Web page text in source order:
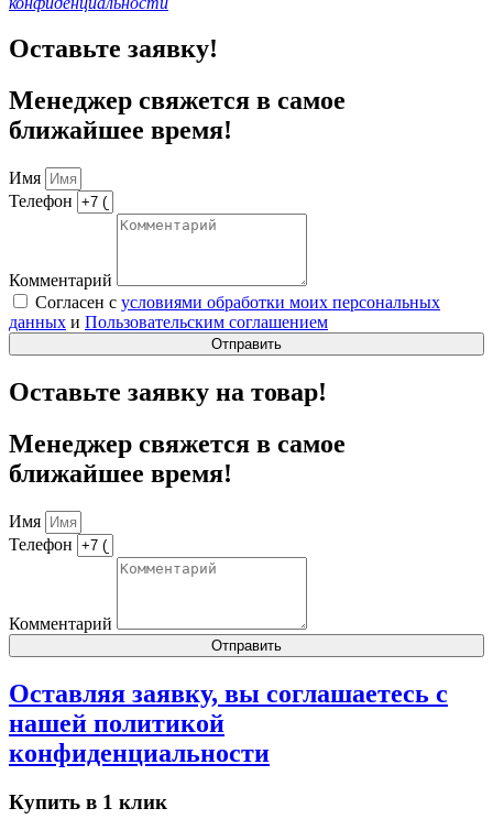
Оставьте заявку!
Менеджер свяжется в самое
ближайшее время!
Имя
Телефон
Комментарий
Согласен с условиями обработки моих персональных
данных и Пользовательским соглашением
Отправить
Оставьте заявку на товар!
Менеджер свяжется в самое
ближайшее время!
Имя
Телефон
Комментарий
Отправить
Оставляя заявку, вы соглашаетесь с
нашей политикой
конфиденциальности
Купить в 1 клик